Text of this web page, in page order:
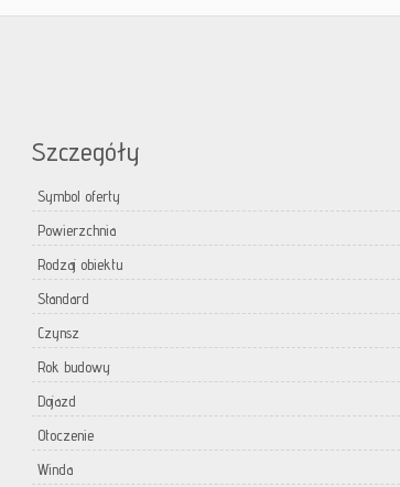
Szczegóły
Symbol oferty
Powierzchnia
Rodzaj obiektu
Standard
Czynsz
Rok budowy
Dojazd
Otoczenie
Winda